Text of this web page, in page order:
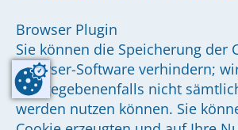
Browser Plugin
Sie können die Speicherung der
Browser-Software verhindern;
Fall gegebenenfalls nicht
werden nutzen können. Sie